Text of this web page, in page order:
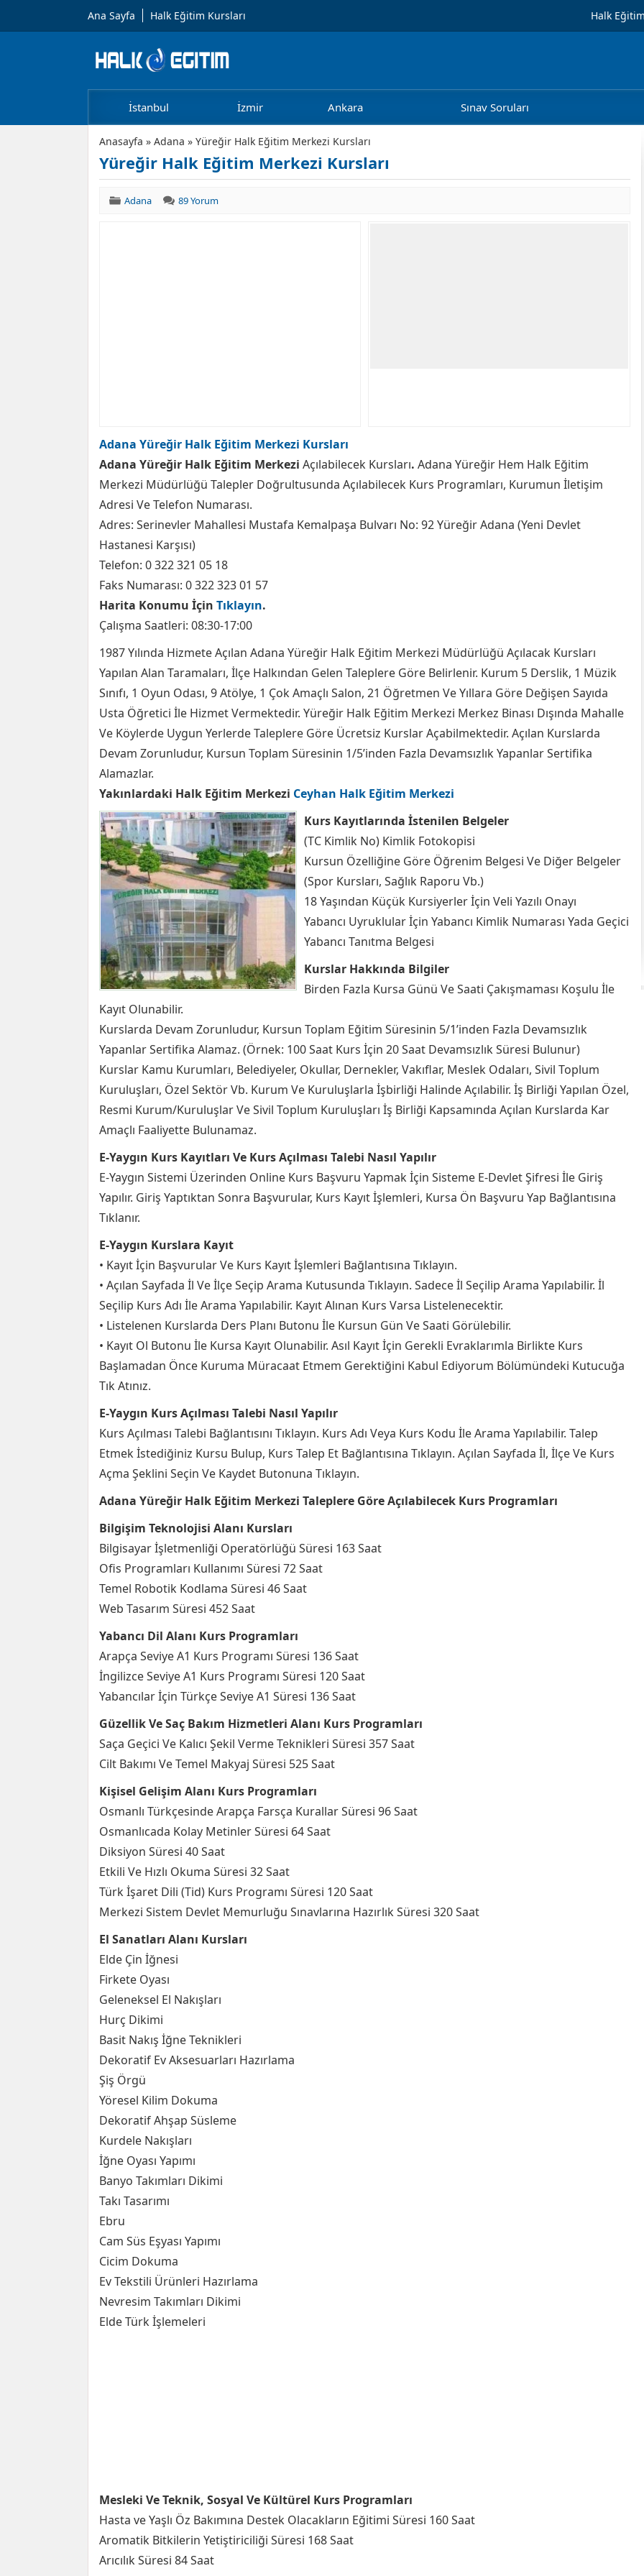
Ana Sayfa Halk Eğitim Kursları Halk
İstanbul İzmir Ankara Sınav Soruları
Anasayfa » Adana » Yüreğir Halk Eğitim Merkezi Kursları
Yüreğir Halk Eğitim Merkezi Kursları
Adana 89 Yorum
Adana Yüreğir Halk Eğitim Merkezi Kursları
Adana Yüreğir Halk Eğitim Merkezi Açılabilecek Kursları. Adana Yüreğir Hem Halk Eğitim
Merkezi Müdürlüğü Talepler Doğrultusunda Açılabilecek Kurs Programları, Kurumun İletişim
Adresi Ve Telefon Numarası.
Adres: Serinevler Mahallesi Mustafa Kemalpaşa Bulvarı No: 92 Yüreğir Adana (Yeni Devlet
Hastanesi Karşısı)
Telefon: 0 322 321 05 18
Faks Numarası: 0 322 323 01 57
Harita Konumu İçin Tıklayın.
Çalışma Saatleri: 08:30-17:00
1987 Yılında Hizmete Açılan Adana Yüreğir Halk Eğitim Merkezi Müdürlüğü Açılacak Kursları
Yapılan Alan Taramaları, İlçe Halkından Gelen Taleplere Göre Belirlenir. Kurum 5 Derslik, 1 Müzik
Sınıfı, 1 Oyun Odası, 9 Atölye, 1 Çok Amaçlı Salon, 21 Öğretmen Ve Yıllara Göre Değişen Sayıda
Usta Öğretici İle Hizmet Vermektedir. Yüreğir Halk Eğitim Merkezi Merkez Binası Dışında Mahalle
Ve Köylerde Uygun Yerlerde Taleplere Göre Ücretsiz Kurslar Açabilmektedir. Açılan Kurslarda
Devam Zorunludur, Kursun Toplam Süresinin 1/5’inden Fazla Devamsızlık Yapanlar Sertifika
Alamazlar.
Yakınlardaki Halk Eğitim Merkezi Ceyhan Halk Eğitim Merkezi
Kurs Kayıtlarında İstenilen Belgeler
(TC Kimlik No) Kimlik Fotokopisi
Kursun Özelliğine Göre Öğrenim Belgesi Ve Diğer Belgeler
(Spor Kursları, Sağlık Raporu Vb.)
18 Yaşından Küçük Kursiyerler İçin Veli Yazılı Onayı
Yabancı Uyruklular İçin Yabancı Kimlik Numarası Yada Geçici
Yabancı Tanıtma Belgesi
Kurslar Hakkında Bilgiler
Birden Fazla Kursa Günü Ve Saati Çakışmaması Koşulu İle
Kayıt Olunabilir.
Kurslarda Devam Zorunludur, Kursun Toplam Eğitim Süresinin 5/1’inden Fazla Devamsızlık
Yapanlar Sertifika Alamaz. (Örnek: 100 Saat Kurs İçin 20 Saat Devamsızlık Süresi Bulunur)
Kurslar Kamu Kurumları, Belediyeler, Okullar, Dernekler, Vakıflar, Meslek Odaları, Sivil Toplum
Kuruluşları, Özel Sektör Vb. Kurum Ve Kuruluşlarla İşbirliği Halinde Açılabilir. İş Birliği Yapılan Özel,
Resmi Kurum/Kuruluşlar Ve Sivil Toplum Kuruluşları İş Birliği Kapsamında Açılan Kurslarda Kar
Amaçlı Faaliyette Bulunamaz.
E-Yaygın Kurs Kayıtları Ve Kurs Açılması Talebi Nasıl Yapılır
E-Yaygın Sistemi Üzerinden Online Kurs Başvuru Yapmak İçin Sisteme E-Devlet Şifresi İle Giriş
Yapılır. Giriş Yaptıktan Sonra Başvurular, Kurs Kayıt İşlemleri, Kursa Ön Başvuru Yap Bağlantısına
Tıklanır.
E-Yaygın Kurslara Kayıt
• Kayıt İçin Başvurular Ve Kurs Kayıt İşlemleri Bağlantısına Tıklayın.
• Açılan Sayfada İl Ve İlçe Seçip Arama Kutusunda Tıklayın. Sadece İl Seçilip Arama Yapılabilir. İl
Seçilip Kurs Adı İle Arama Yapılabilir. Kayıt Alınan Kurs Varsa Listelenecektir.
• Listelenen Kurslarda Ders Planı Butonu İle Kursun Gün Ve Saati Görülebilir.
• Kayıt Ol Butonu İle Kursa Kayıt Olunabilir. Asıl Kayıt İçin Gerekli Evraklarımla Birlikte Kurs
Başlamadan Önce Kuruma Müracaat Etmem Gerektiğini Kabul Ediyorum Bölümündeki Kutucuğa
Tık Atınız.
E-Yaygın Kurs Açılması Talebi Nasıl Yapılır
Kurs Açılması Talebi Bağlantısını Tıklayın. Kurs Adı Veya Kurs Kodu İle Arama Yapılabilir. Talep
Etmek İstediğiniz Kursu Bulup, Kurs Talep Et Bağlantısına Tıklayın. Açılan Sayfada İl, İlçe Ve Kurs
Açma Şeklini Seçin Ve Kaydet Butonuna Tıklayın.
Adana Yüreğir Halk Eğitim Merkezi Taleplere Göre Açılabilecek Kurs Programları
Bilgişim Teknolojisi Alanı Kursları
Bilgisayar İşletmenliği Operatörlüğü Süresi 163 Saat
Ofis Programları Kullanımı Süresi 72 Saat
Temel Robotik Kodlama Süresi 46 Saat
Web Tasarım Süresi 452 Saat
Yabancı Dil Alanı Kurs Programları
Arapça Seviye A1 Kurs Programı Süresi 136 Saat
İngilizce Seviye A1 Kurs Programı Süresi 120 Saat
Yabancılar İçin Türkçe Seviye A1 Süresi 136 Saat
Güzellik Ve Saç Bakım Hizmetleri Alanı Kurs Programları
Saça Geçici Ve Kalıcı Şekil Verme Teknikleri Süresi 357 Saat
Cilt Bakımı Ve Temel Makyaj Süresi 525 Saat
Kişisel Gelişim Alanı Kurs Programları
Osmanlı Türkçesinde Arapça Farsça Kurallar Süresi 96 Saat
Osmanlıcada Kolay Metinler Süresi 64 Saat
Diksiyon Süresi 40 Saat
Etkili Ve Hızlı Okuma Süresi 32 Saat
Türk İşaret Dili (Tid) Kurs Programı Süresi 120 Saat
Merkezi Sistem Devlet Memurluğu Sınavlarına Hazırlık Süresi 320 Saat
El Sanatları Alanı Kursları
Elde Çin İğnesi
Firkete Oyası
Geleneksel El Nakışları
Hurç Dikimi
Basit Nakış İğne Teknikleri
Dekoratif Ev Aksesuarları Hazırlama
Şiş Örgü
Yöresel Kilim Dokuma
Dekoratif Ahşap Süsleme
Kurdele Nakışları
İğne Oyası Yapımı
Banyo Takımları Dikimi
Takı Tasarımı
Ebru
Cam Süs Eşyası Yapımı
Cicim Dokuma
Ev Tekstili Ürünleri Hazırlama
Nevresim Takımları Dikimi
Elde Türk İşlemeleri
Mesleki Ve Teknik, Sosyal Ve Kültürel Kurs Programları
Hasta ve Yaşlı Öz Bakımına Destek Olacakların Eğitimi Süresi 160 Saat
Aromatik Bitkilerin Yetiştiriciliği Süresi 168 Saat
Arıcılık Süresi 84 Saat